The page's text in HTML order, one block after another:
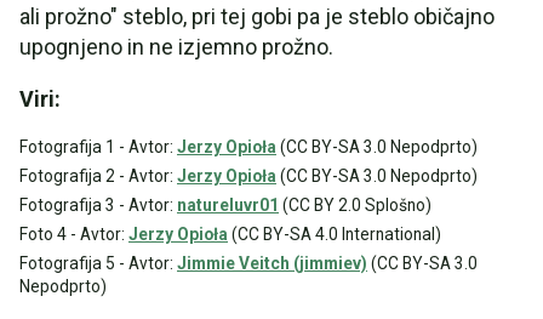
ali prožno" steblo, pri tej gobi pa je steblo običajno
upognjeno in ne izjemno prožno.
Viri:
Fotografija 1 - Avtor: Jerzy Opioła (CC BY-SA 3.0 Nepodprto)
Fotografija 2 - Avtor: Jerzy Opioła (CC BY-SA 3.0 Nepodprto)
Fotografija 3 - Avtor: natureluvr01 (CC BY 2.0 Splošno)
Foto 4 - Avtor: Jerzy Opioła (CC BY-SA 4.0 International)
Fotografija 5 - Avtor: Jimmie Veitch (jimmiev) (CC BY-SA 3.0
Nepodprto)